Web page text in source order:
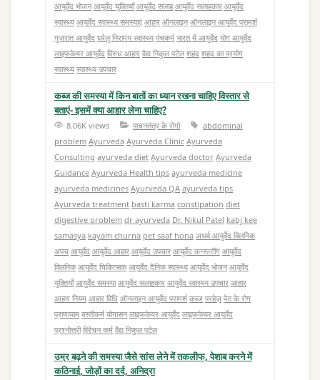
आयुर्वेद भोजन आयुर्वेद युक्तियाँ आयुर्वेद सलाह आयुर्वेद सलाहकार आयुर्वेद
स्वास्थ्य आयुर्वेद स्वास्थ्य समस्याएं आहार ऑनलाइन ऑनलाइन आयुर्वेद परामर्श
गुजरात आयुर्वेद घरेलू निरामय स्वास्थ्य पंचकर्म भारत में आयुर्वेद योग आयुर्वेद
लाइफकेयर आयुर्वेद विरुध आहार वैद्य निकुल पटेल शहद शहद का प्रयोग
स्वास्थ्य स्वास्थ्य उपचार
कब्ज की समस्या में किन बातों का ध्यान रखना चाहिए विस्तार से
बताएं- इसमें क्या आहार लेना चाहिए?
8.06K views पाचनतंत्र के रोगो
abdominal
problem Ayurveda Ayurveda Clinic Ayurveda
Consulting ayurveda diet Ayurveda doctor Ayurveda
Guidance Ayurveda Health tips ayurveda medicine
ayurveda medicines Ayurveda QA ayurveda tips
Ayurveda treatment basti karma constipation diet
digestive problem dr ayurveda Dr. Nikul Patel kabj kee
samasya kayam churna pet saaf hona अथर्व आयुर्वेद क्लिनिक
अपच आयुर्वेद आयुर्वेद आहार आयुर्वेद उपचार आयुर्वेद कन्स्ल्टींग आयुर्वेद
क्लिनिक आयुर्वेद चिकित्सक आयुर्वेद दैनिक स्वास्थ्य आयुर्वेद भोजन आयुर्वेद
युक्तियाँ आयुर्वेद समस्या आयुर्वेद सलाहकार आयुर्वेद स्वास्थ्य उपचार आहार
आहार नियम आहार विधि ऑनलाइन आयुर्वेद परामर्श कब्ज परहेज़ पेट के रोग
प्राणायाम बस्तीकर्म योगासन लाइफकेयर आयुर्वेद लाइफकेयर आयुर्वेद
प्रश्नोत्तरी विरेचन कर्म वैद्य निकुल पटेल
उम्र बढ़ने की समस्या जैसे सांस लेने में तकलीफ, पेशाब करने में
कठिनाई, जोड़ों का दर्द, अनिद्रा